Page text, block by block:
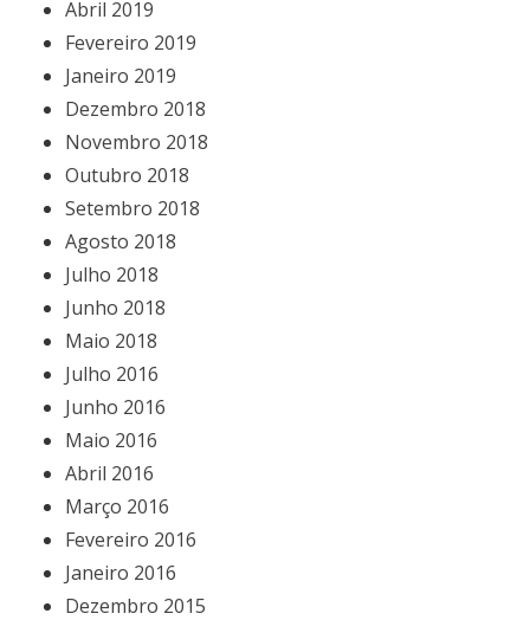
Abril 2019
Fevereiro 2019
Janeiro 2019
Dezembro 2018
Novembro 2018
Outubro 2018
Setembro 2018
Agosto 2018
Julho 2018
Junho 2018
Maio 2018
Julho 2016
Junho 2016
Maio 2016
Abril 2016
Março 2016
Fevereiro 2016
Janeiro 2016
Dezembro 2015